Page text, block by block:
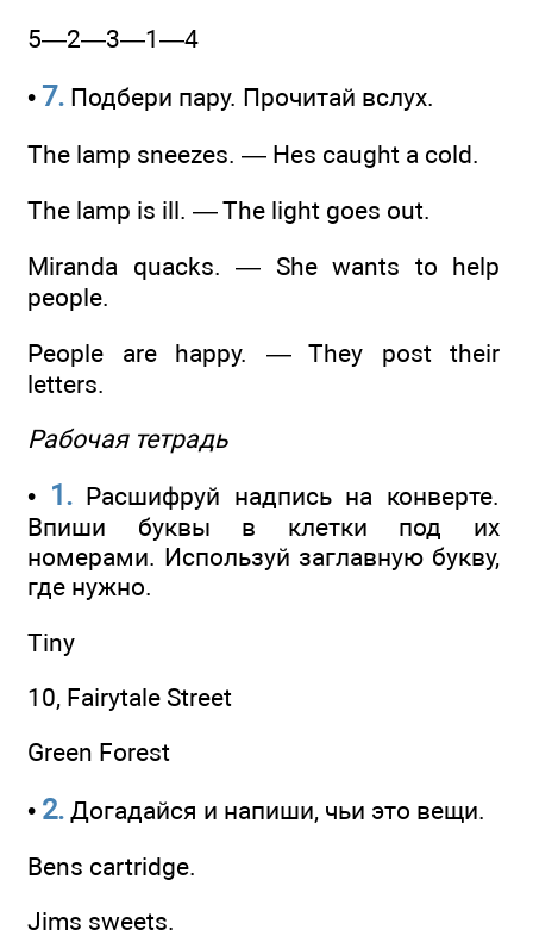
5—2—3—1—4
• 7. Подбери пару. Прочитай вслух.
The lamp sneezes. — Hes caught a cold.
The lamp is ill. — The light goes out.
Miranda quacks. — She wants to help
people.
People are happy. — They post their
letters.
Рабочая тетрадь
• 1.Расшифруй надпись на конверте.
Впиши буквы в клетки под их
номерами. Используй заглавную букву,
где нужно.
Tiny
10, Fairytale Street
Green Forest
• 2. Догадайся и напиши, чьи это вещи.
Bens cartridge.
Jims sweets.